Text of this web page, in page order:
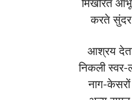
करते सुंदर
आश्रय
निकली स्वर-
नाग-केसरों